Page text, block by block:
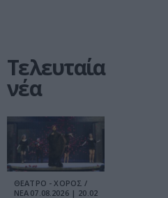
Τελευταία
νέα
ΘΕΑΤΡΟ - ΧΟΡΟΣ /
ΝΕΑ 07.08.2026 | 20.02